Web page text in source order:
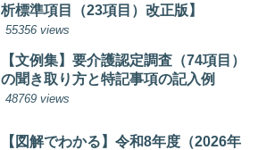
析標準項目（23項目）改正版】
55356 views
【文例集】要介護認定調査（74項目）
の聞き取り方と特記事項の記入例
48769 views
【図解でわかる】令和8年度（2026年